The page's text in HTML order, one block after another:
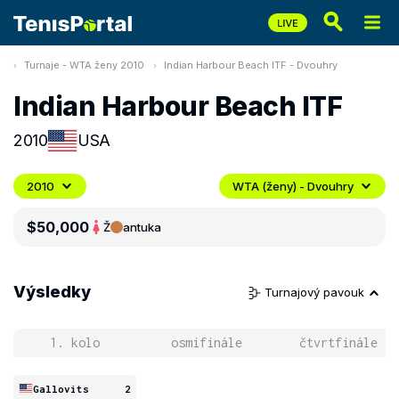
Turnaje - WTA ženy 2010 Indian Harbour Beach ITF - Dvouhry
Indian Harbour Beach ITF
2010 USA
2010 WTA (ženy) - Dvouhry
$50,000 Ž antuka
Výsledky Turnajový pavouk
1. kolo osmifinále čtvrtfinále
Gallovits 2